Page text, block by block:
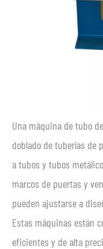
Una máquina de tubo
doblado de tuberías de
a tubos y tubos
marcos de puertas y
pueden ajustarse a
Estas máquinas están
eficientes y de alta